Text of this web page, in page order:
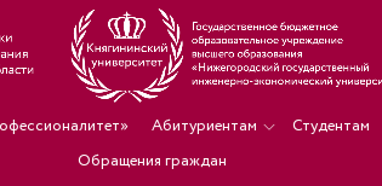
Абитуриентам Студентам
Обращения граждан